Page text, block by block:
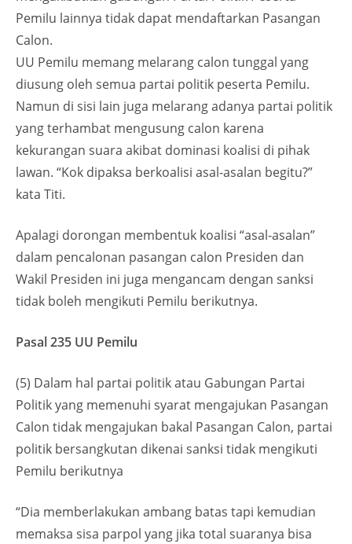
Pemilu lainnya tidak dapat mendaftarkan Pasangan
Calon.
UU Pemilu memang melarang calon tunggal yang
diusung oleh semua partai politik peserta Pemilu.
Namun di sisi lain juga melarang adanya partai politik
yang terhambat mengusung calon karena
kekurangan suara akibat dominasi koalisi di pihak
lawan. “Kok dipaksa berkoalisi asal-asalan begitu?”
kata Titi.
Apalagi dorongan membentuk koalisi “asal-asalan”
dalam pencalonan pasangan calon Presiden dan
Wakil Presiden ini juga mengancam dengan sanksi
tidak boleh mengikuti Pemilu berikutnya.
Pasal 235 UU Pemilu
(5) Dalam hal partai politik atau Gabungan Partai
Politik yang memenuhi syarat mengajukan Pasangan
Calon tidak mengajukan bakal Pasangan Calon, partai
politik bersangkutan dikenai sanksi tidak mengikuti
Pemilu berikutnya
“Dia memberlakukan ambang batas tapi kemudian
memaksa sisa parpol yang jika total suaranya bisa